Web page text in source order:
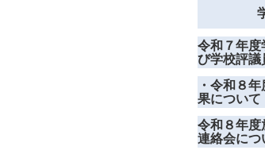
令和７年度
び学校評議
・令和８
果について
令和８年度
連絡会につ